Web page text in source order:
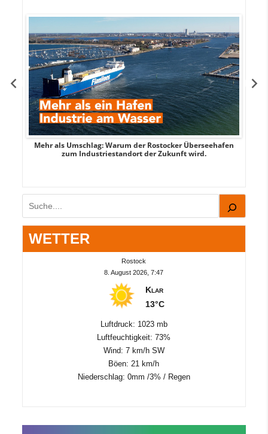
Mehr als Umschlag: Warum der Rostocker Überseehafen
zum Industriestandort der Zukunft wird.
Suchen
WETTER
Rostock
8. August 2026, 7:47
Klar
13°C
Luftdruck: 1023 mb
Luftfeuchtigkeit: 73%
Wind: 7 km/h SW
Böen: 21 km/h
Niederschlag: 0mm /3% / Regen